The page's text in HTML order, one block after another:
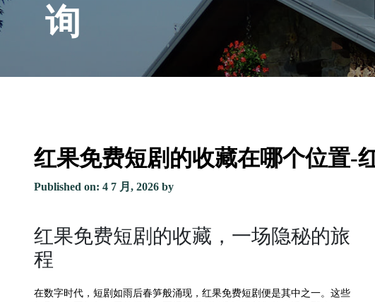
询
红果免费短剧的收藏在哪个位置-
Published on: 4 7 月, 2026 by
红果免费短剧的收藏，一场隐秘的旅
程
在数字时代，短剧如雨后春笋般涌现，红果免费短剧便是其中之一。这些